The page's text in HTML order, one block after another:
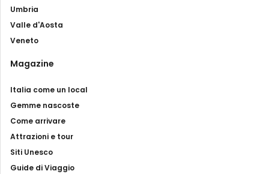
Umbria
Valle d'Aosta
Veneto
Magazine
Italia come un local
Gemme nascoste
Come arrivare
Attrazioni e tour
Siti Unesco
Guide di Viaggio